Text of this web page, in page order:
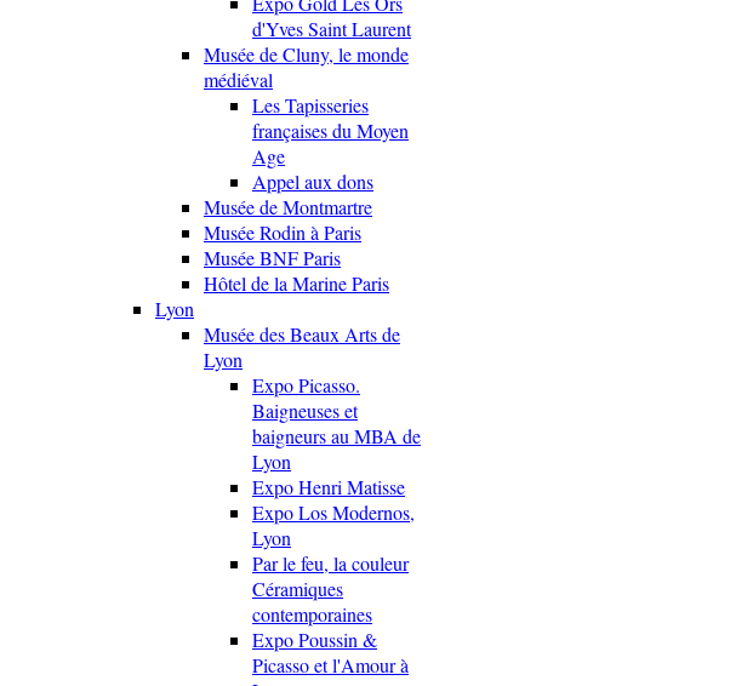
d'Yves Saint Laurent
Musée de Cluny, le monde
médiéval
Les Tapisseries
françaises du Moyen
Age
Appel aux dons
Musée de Montmartre
Musée Rodin à Paris
Musée BNF Paris
Hôtel de la Marine Paris
Lyon
Musée des Beaux Arts de
Lyon
Expo Picasso.
Baigneuses et
baigneurs au MBA de
Lyon
Expo Henri Matisse
Expo Los Modernos,
Lyon
Par le feu, la couleur
Céramiques
contemporaines
Expo Poussin &
Picasso et l'Amour à